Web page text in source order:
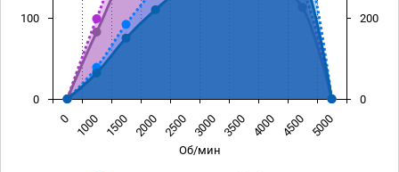
Об/мин
0 1000 1500 2000 2500 3000 3500 4000 4500 5000
0
100
0
200